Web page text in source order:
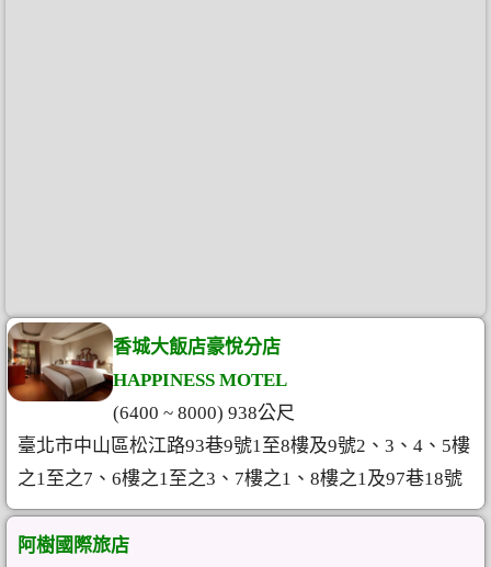
香城大飯店豪悅分店
HAPPINESS MOTEL
(6400 ~ 8000) 938公尺
臺北市中山區松江路93巷9號1至8樓及9號2、3、4、5樓
之1至之7、6樓之1至之3、7樓之1、8樓之1及97巷18號
阿樹國際旅店